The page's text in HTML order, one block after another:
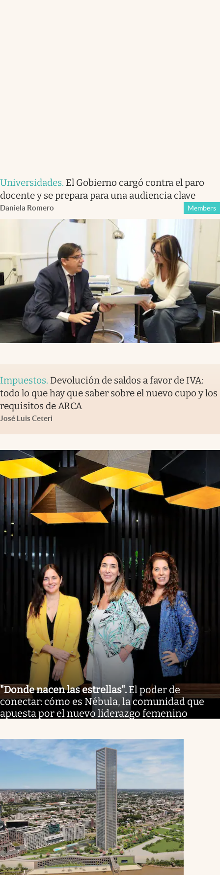
Universidades. El Gobierno cargó contra el paro
docente y se prepara para una audiencia clave
Daniela Romero Members
Impuestos. Devolución de saldos a favor de IVA:
todo lo que hay que saber sobre el nuevo cupo y los
requisitos de ARCA
José Luis Ceteri
"Donde nacen las estrellas". El poder de
conectar: cómo es Nébula, la comunidad que
apuesta por el nuevo liderazgo femenino